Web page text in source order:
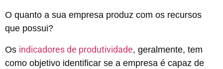
O quanto a sua empresa produz com os recursos
que possui?
Os indicadores de produtividade, geralmente, tem
como objetivo identificar se a empresa é capaz de